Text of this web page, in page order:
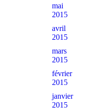
mai
2015
avril
2015
mars
2015
février
2015
janvier
2015